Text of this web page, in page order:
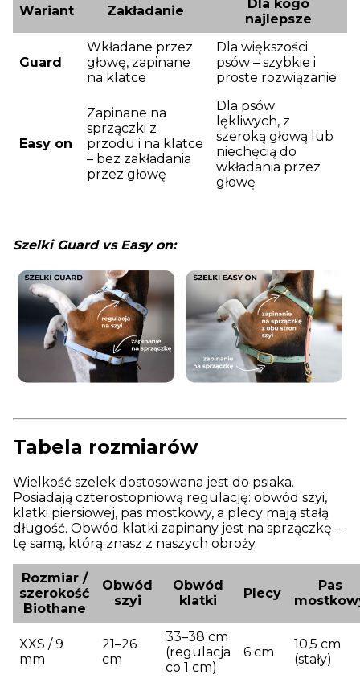
Wariant Zakładanie
Dla kogo
najlepsze
Guard
Wkładane przez
głowę, zapinane
na klatce
Dla większości
psów – szybkie i
proste rozwiązanie
Easy on
Zapinane na
sprzączki z
przodu i na klatce
– bez zakładania
przez głowę
Dla psów
lękliwych, z
szeroką głową lub
niechęcią do
wkładania przez
głowę
Szelki Guard vs Easy on:
Tabela rozmiarów
Wielkość szelek dostosowana jest do psiaka.
Posiadają czterostopniową regulację: obwód szyi,
klatki piersiowej, pas mostkowy, a plecy mają stałą
długość. Obwód klatki zapinany jest na sprzączkę –
tę samą, którą znasz z naszych obroży.
Rozmiar /
szerokość
Biothane
Obwód
szyi
Obwód
klatki
Plecy
Pas
XXS / 9
mm
21–26
cm
33–38 cm
(regulacja
co 1 cm)
6 cm
10,5 cm
(stały)